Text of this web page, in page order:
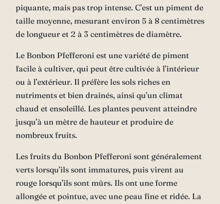
piquante, mais pas trop intense. C’est un piment de
taille moyenne, mesurant environ 5 à 8 centimètres
de longueur et 2 à 3 centimètres de diamètre.
Le Bonbon Pfefferoni est une variété de piment
facile à cultiver, qui peut être cultivée à l’intérieur
ou à l’extérieur. Il préfère les sols riches en
nutriments et bien drainés, ainsi qu’un climat
chaud et ensoleillé. Les plantes peuvent atteindre
jusqu’à un mètre de hauteur et produire de
nombreux fruits.
Les fruits du Bonbon Pfefferoni sont généralement
verts lorsqu’ils sont immatures, puis virent au
rouge lorsqu’ils sont mûrs. Ils ont une forme
allongée et pointue, avec une peau fine et ridée. La